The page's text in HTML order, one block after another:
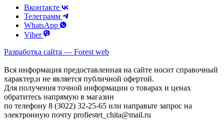
Вконтакте
Телеграмм
WhatsApp
Viber
Разработка сайта — Forest web
Вся информация предоставленная на сайте носит справочный
характер,и не является публичной офертой.
Для получения точной информации о товарах и ценах
обратитесь напрямую в магазин
по телефону 8 (3022) 32-25-65 или направьте запрос на
электронную почту profiestet_chita@mail.ru